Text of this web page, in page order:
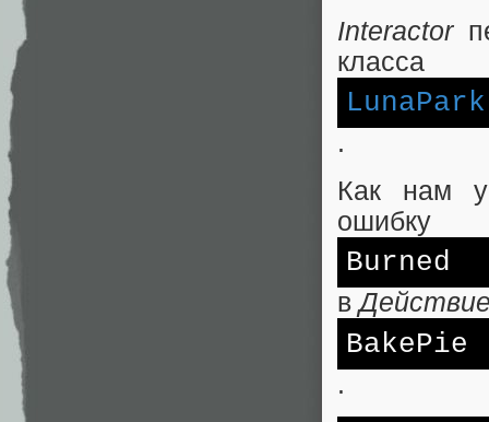
Interactor
класса
.
Как нам
ошибку
Burned
в
BakePie
.